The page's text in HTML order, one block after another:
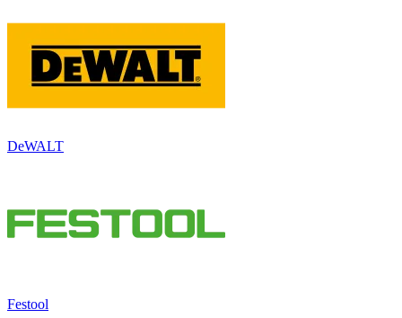
DeWALT
Festool